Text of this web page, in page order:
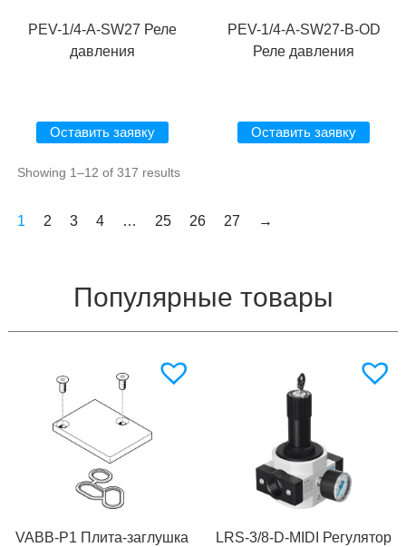
PEV-1/4-A-SW27 Реле
давления
Оставить заявку
PEV-1/4-A-SW27-B-OD
Реле давления
Оставить заявку
Showing 1–12 of 317 results
1 2 3 4 … 25 26 27 →
Популярные товары
VABB-P1 Плита-заглушка
LRS-3/8-D-MIDI Регулятор